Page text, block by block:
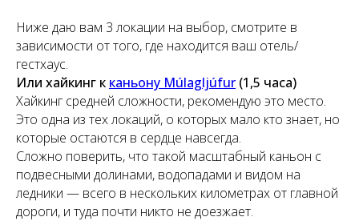
Ниже даю вам 3 локации на выбор, смотрите в
зависимости от того, где находится ваш отель/
гестхаус.
Или хайкинг к каньону Múlagljúfur (1,5 часа)
Хайкинг средней сложности, рекомендую это место.
Это одна из тех локаций, о которых мало кто знает, но
которые остаются в сердце навсегда.
Сложно поверить, что такой масштабный каньон с
подвесными долинами, водопадами и видом на
ледники — всего в нескольких километрах от главной
дороги, и туда почти никто не доезжает.